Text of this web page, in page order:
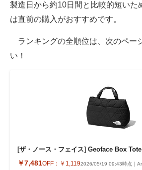
製造日から約10日間と比較的短いた
は直前の購入がおすすめです。
ランキングの全順位は、次のペー
い！
[ザ・ノース・フェイス] Geoface Box
￥7,481OFF： ￥1,1192026/05/19 09:43時点｜